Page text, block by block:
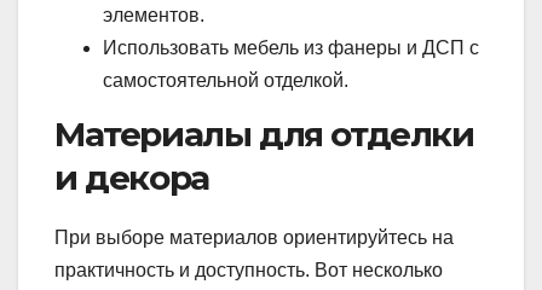
элементов.
Использовать мебель из фанеры и ДСП с
самостоятельной отделкой.
Материалы для отделки
и декора
При выборе материалов ориентируйтесь на
практичность и доступность. Вот несколько